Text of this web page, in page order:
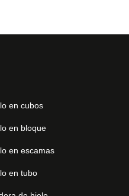
en cubos
en bloque
en escamas
en tubo